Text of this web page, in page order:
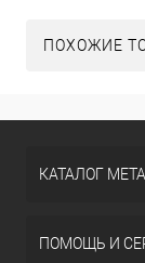
ПОХОЖИЕ
КАТАЛОГ
ПОМОЩЬ И